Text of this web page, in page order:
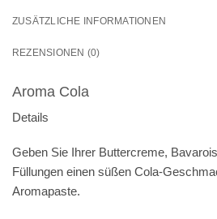
ZUSÄTZLICHE INFORMATIONEN
REZENSIONEN (0)
Aroma Cola
Details
Geben Sie Ihrer Buttercreme,
Füllungen einen süßen Cola-
Aromapaste.